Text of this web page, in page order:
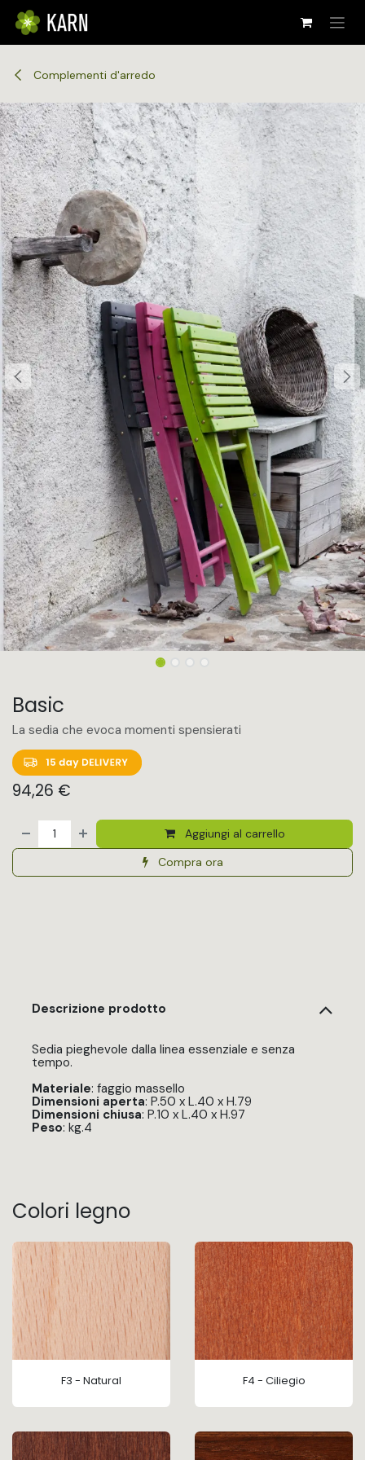
Passa al contenuto
Complementi d'arredo
Basic
La sedia che evoca momenti spensierati
94,26 €
Aggiungi al carrello
Compra ora
Descrizione prodotto
Sedia pieghevole dalla linea essenziale e senza
tempo.
Materiale: faggio massello
Dimensioni aperta: P.50 x L.40 x H.79
Dimensioni chiusa: P.10 x L.40 x H.97
Peso: kg.4
Colori legno
F3 - Natural F4 - Ciliegio